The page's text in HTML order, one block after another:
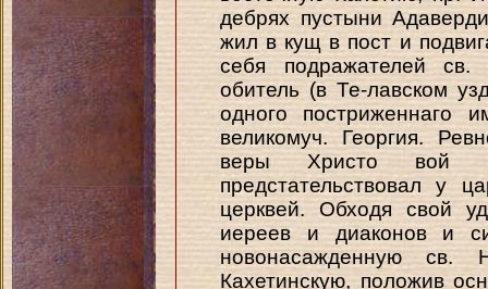
дебрях пустыни
жил в кущ в пост и
себя подражателей
обитель (в Те-лавском
одного постриженнаго
великомуч. Георгия.
веры Христо вой
предстательствовал у
церквей. Обходя свой
иереев и диаконов и
новонасажденную
Кахетинскую, положив